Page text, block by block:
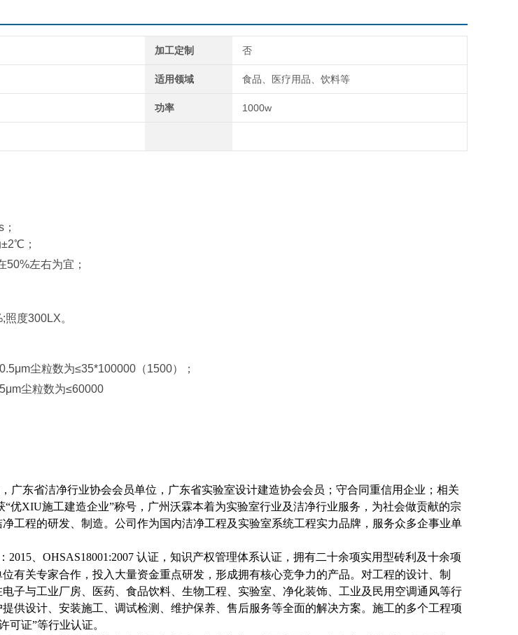
加工定制 否
适用领域 食品、医疗用品、饮料等
功率 1000w
；
50%左右为宜；
度300LX。
尘粒数为≤35*100000（1500）；
尘粒数为≤60000
广东省洁净行业协会会员单位，广东省实验室设计建造协会会员；守合同重信用企业；相关
优XIU施工建造企业”称号，广州沃霖本着为实验室行业及洁净行业服务，为社会做贡献的宗
工程的研发、制造。公司作为国内洁净工程及实验室系统工程实力品牌，服务众多企事业单
2015、OHSAS18001:2007 认证， 知识产权管理体系认证， 拥有二十余项实用型砖利及十余项
有关专家合作，投入大量资金重点研发，形成拥有核心竞争力的产品。对工程的设计、制
子与工业厂房、医药、食品饮料、生物工程、实验室、净化装饰、工业及民用空调通风等行
供设计、安装施工、调试检测、维护保养、售后服务等全面的解决方案。施工的多个工程项
可证”等行业认证。